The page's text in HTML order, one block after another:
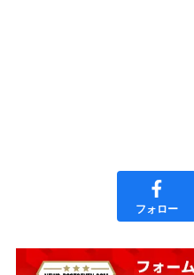
フォロー